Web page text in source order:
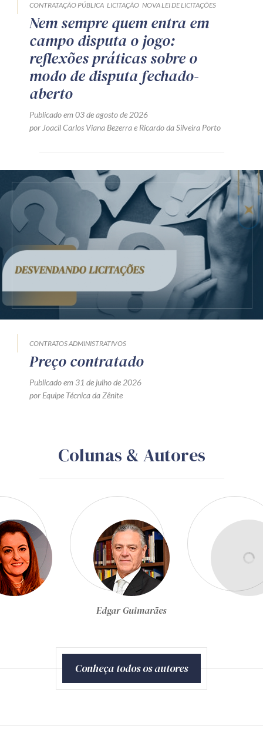
CONTRATAÇÃO PÚBLICA LICITAÇÃO NOVA LEI DE LICITAÇÕES
Nem sempre quem entra em
campo disputa o jogo:
reflexões práticas sobre o
modo de disputa fechado-
aberto
Publicado em 03 de agosto de 2026
por Joacil Carlos Viana Bezerrae Ricardo da Silveira Porto
CONTRATOS ADMINISTRATIVOS
Preço contratado
Publicado em 31 de julho de 2026
por Equipe Técnica da Zênite
Colunas & Autores
Egon Bockmann Moreira
Conheça todos os autores